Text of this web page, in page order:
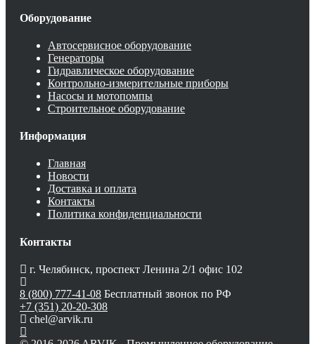
Оборудование
Автосервисное оборудование
Генераторы
Гидравлическое оборудование
Контрольно-измерительные приборы
Насосы и мотопомпы
Строительное оборудование
Информация
Главная
Новости
Доставка и оплата
Контакты
Политика конфиденциальности
Контакты
г. Челябинск, проспект Ленина 2/1 офис 102
8 (800) 777-41-08 Бесплатный звонок по РФ
+7 (351) 20-20-308
chel@arvik.ru